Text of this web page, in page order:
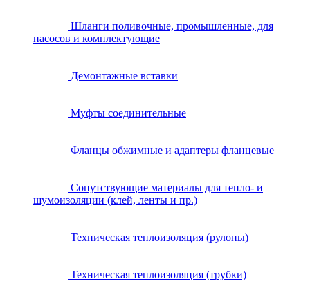
Шланги поливочные, промышленные, для
насосов и комплектующие
Демонтажные вставки
Муфты соединительные
Фланцы обжимные и адаптеры фланцевые
Сопутствующие материалы для тепло- и
шумоизоляции (клей, ленты и пр.)
Техническая теплоизоляция (рулоны)
Техническая теплоизоляция (трубки)